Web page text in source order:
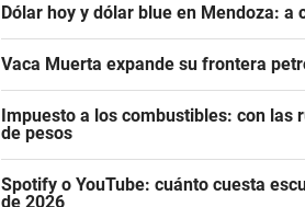
Dólar hoy y dólar blue en Mendoza:
Vaca Muerta expande su frontera
Impuesto a los combustibles: con las
de pesos
Spotify o YouTube: cuánto cuesta
de 2026